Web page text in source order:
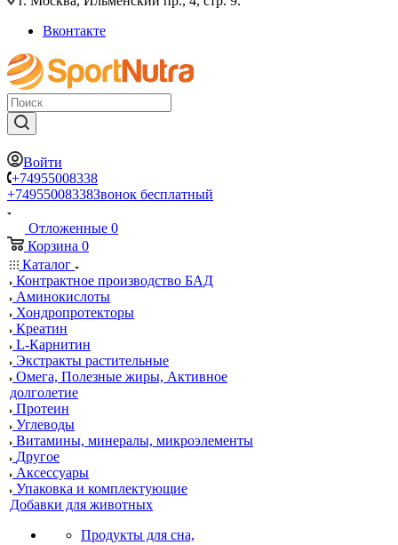
Вконтакте
Войти
+74955008338
+74955008338Звонок бесплатный
Отложенные 0
Корзина 0
Каталог
Контрактное производство БАД
Аминокислоты
Хондропротекторы
Креатин
L-Карнитин
Экстракты растительные
Омега, Полезные жиры, Активное
долголетие
Протеин
Углеводы
Витамины, минералы, микроэлементы
Другое
Аксессуары
Упаковка и комплектующие
Добавки для животных
Продукты для сна,